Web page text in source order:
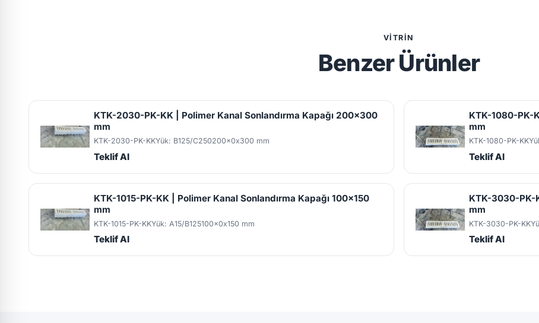
VITRIN
Benzer Ürünler
KTK-2030-PK-KK | Polimer Kanal Sonlandırma Kapağı 200x300
mm
KTK-2030-PK-KKYük: B125/C250200x0x300 mm
Teklif Al
KTK-1080-PK-
mm
KTK-1080-PK-KK
Teklif Al
KTK-1015-PK-KK | Polimer Kanal Sonlandırma Kapağı 100x150
mm
KTK-1015-PK-KKYük: A15/B125100x0x150 mm
Teklif Al
KTK-3030-PK-
mm
KTK-3030-PK-KK
Teklif Al